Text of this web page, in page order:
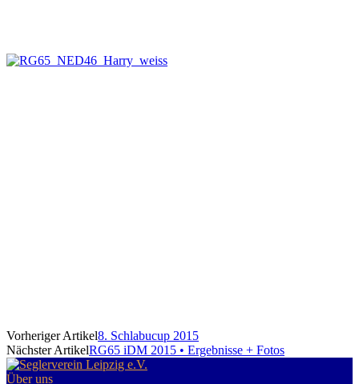
Vorheriger Artikel8. Schlabucup 2015
Nächster ArtikelRG65 iDM 2015 • Ergebnisse + Fotos
Über uns